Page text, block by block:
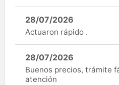
28/07/2026
Actuaron rápido .
28/07/2026
Buenos precios, trámite
atención